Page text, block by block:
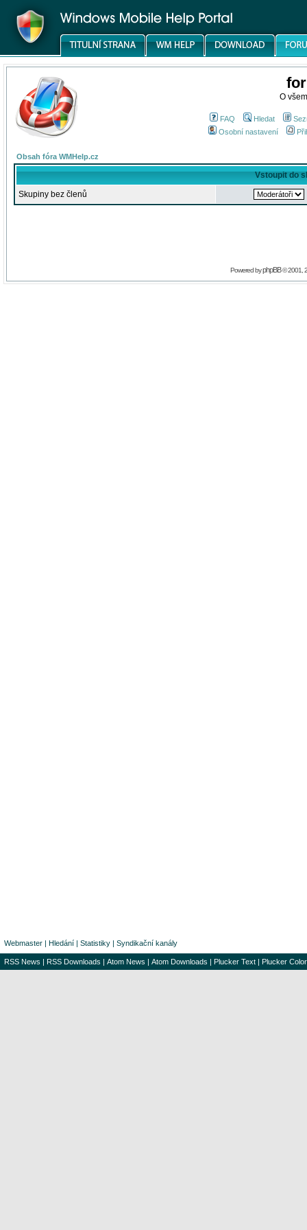
O
FAQ Hledat
Osobní nastavení
Obsah fóra WMHelp.cz
Vstoupit do
Skupiny bez členů
Powered byphpBB© 2001,
Webmaster | Hledání | Statistiky | Syndikační kanály
RSS News | RSS Downloads | Atom News | Atom Downloads | Plucker Text | Plucker Color